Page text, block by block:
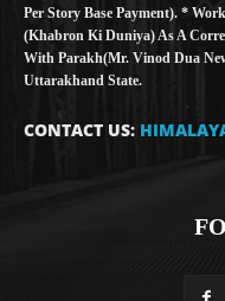
Per Story Base Payment). *
(Khabron Ki Duniya) As A
With Parakh(Mr. Vinod Dua
Uttarakhand State.
CONTACT US: